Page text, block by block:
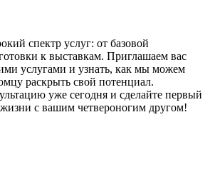
спектр услуг: от базовой
к выставкам. Приглашаем вас
услугами и узнать, как мы можем
раскрыть свой потенциал.
уже сегодня и сделайте первый
с вашим четвероногим другом!